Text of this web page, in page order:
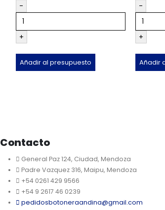
-
+
Añadir al presupuesto
-
+
Añadir
Contacto
General Paz 124, Ciudad, Mendoza
Padre Vazquez 316, Maipu, Mendoza
+54 0261 429 9566
+54 9 2617 46 0239
pedidosbotoneraandina@gmail.com